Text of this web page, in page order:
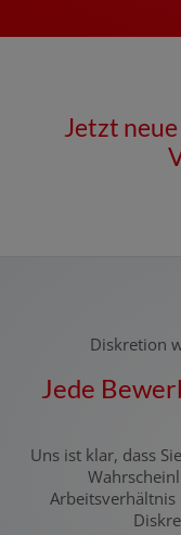
Jetzt
Diskretion
Jede
Uns ist klar, dass Sie
Arbeitsverhältnis